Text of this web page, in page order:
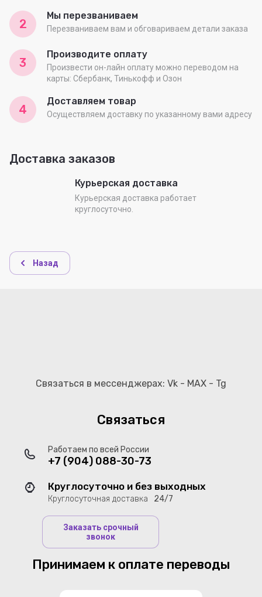
2
Мы перезваниваем
Перезваниваем вам и обговариваем детали заказа
3
Производите оплату
Произвести он-лайн оплату можно переводом на
карты: Сбербанк, Тинькофф и Озон
4
Доставляем товар
Осуществляем доставку по указанному вами адресу
Доставка заказов
Курьерская доставка
Курьерская доставка работает
круглосуточно.
Назад
Связаться в мессенджерах: Vk - MAX - Tg
Связаться
Работаем по всей России
+7 (904) 088-30-73
Круглосуточно и без выходных
Круглосуточная доставка 24/7
Заказать срочный
звонок
Принимаем к оплате переводы